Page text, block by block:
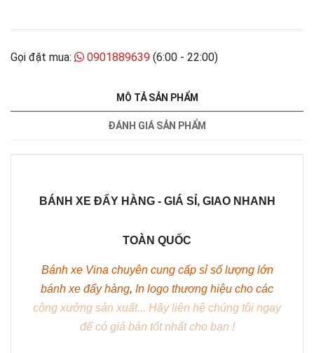
Gọi đặt mua: 0901889639 (6:00 - 22:00)
MÔ TẢ SẢN PHẨM
ĐÁNH GIÁ SẢN PHẨM
BÁNH XE ĐẨY HÀNG - GIÁ SỈ, GIAO NHANH
TOÀN QUỐC
Bánh xe Vina chuyên cung cấp sỉ số lượng lớn
bánh xe đẩy hàng, In logo thương hiệu cho các
công xưởng sản xuất... Hãy liên hệ chúng tôi ngay
để có giá bán tốt nhất cho bạn !